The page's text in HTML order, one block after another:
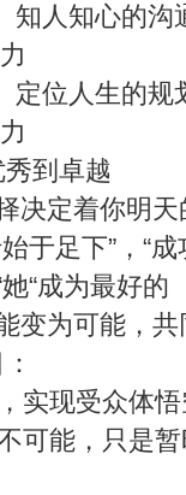
知人知心的
定位人生的
到卓越
决定着你明
于足下”，“
“成为最好的
变为可能，
实现受众体
可能，只是